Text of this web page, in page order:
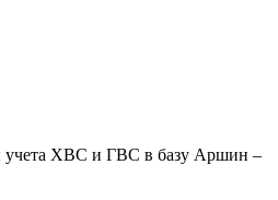
учета ХВС и ГВС в базу Аршин –